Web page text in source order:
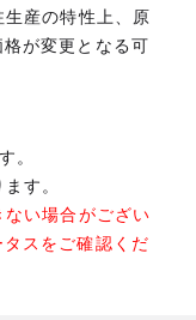
産の特性上、原
が変更となる可
。
す。
い場合がござい
スをご確認くだ